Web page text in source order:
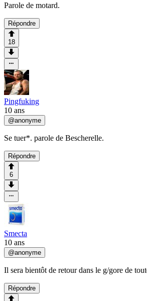
Parole de motard.
Répondre
18
Pingfuking
10 ans
@anonyme
Se tuer*. parole de Bescherelle.
Répondre
6
Smecta
10 ans
@anonyme
Il sera bientôt de retour dans le g/gore de
Répondre